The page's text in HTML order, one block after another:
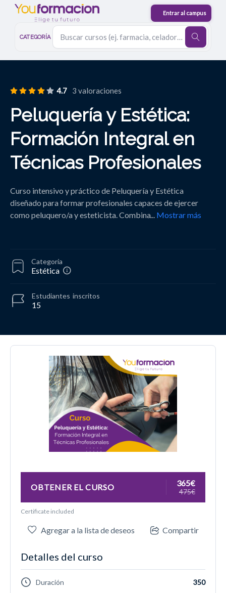
CATEGORÍA
4.7 3 valoraciones
Peluquería y Estética:
Formación Integral en
Técnicas Profesionales
Curso intensivo y práctico de Peluquería y Estética
diseñado para formar profesionales capaces de ejercer
como peluquero/a y esteticista. Combina... Mostrar más
Categoría
Estética
15
Estudiantes inscritos
OBTENER EL CURSO 365€
475€
Certificate included
Agregar a la lista de deseos Compartir
Detalles del curso
Duración 350